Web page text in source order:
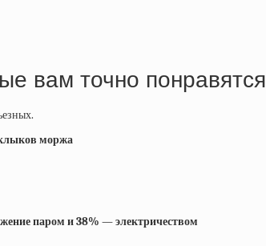
вам точно понравятся
моржа
паром и 38% — электричеством